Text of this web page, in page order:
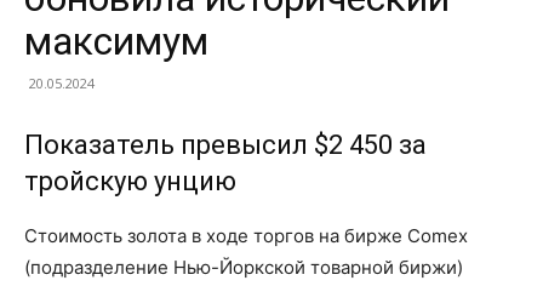
максимум
20.05.2024
Показатель превысил $2 450 за
тройскую унцию
Стоимость золота в ходе торгов на бирже Comex
(подразделение Нью-Йоркской товарной биржи)